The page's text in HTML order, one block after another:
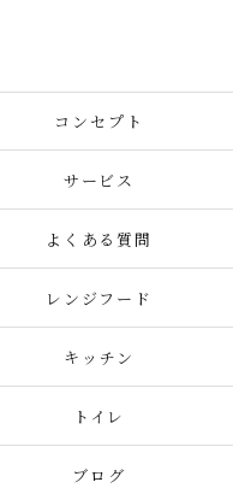
コンセプト
サービス
よくある質問
レンジフード
キッチン
トイレ
ブログ